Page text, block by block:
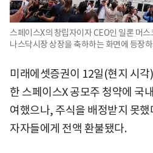
스페이스X의 창립자이자 CEO인 일론 머
나스닥시장 상장을 축하하는 화면에 등장
미래에셋증권이 12일(현지 시
한 스페이스X 공모주 청약에 국
여했으나, 주식을 배정받지 못
자자들에게 전액 환불됐다.